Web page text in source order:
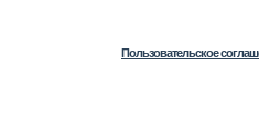
Пользовательское